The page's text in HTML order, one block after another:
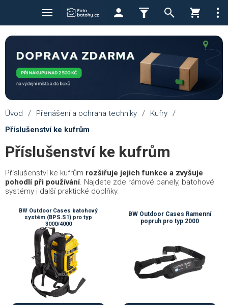
Úvod / Přenášení a ochrana techniky / Kufry /
Příslušenství ke kufrům
Příslušenství ke kufrům
Příslušenství ke kufrům rozšiřuje jejich funkce a zvyšuje
pohodlí při používání. Najdete zde rámové panely, batohové
systémy i další praktické doplňky.
BW Outdoor Cases batohový
systém (BPS.S1) pro typ
3000/4000
BW Outdoor Cases Ramenní
popruh pro typ 2000